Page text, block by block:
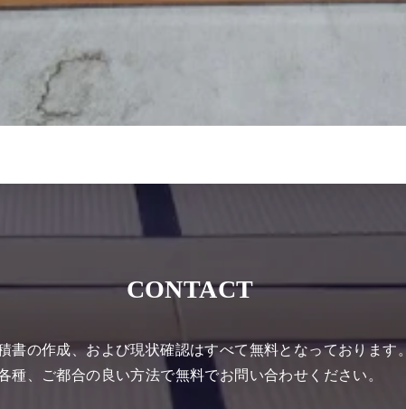
CONTACT
書の作成、および現状確認はすべて無料となっております。
種、ご都合の良い方法で無料でお問い合わせください。